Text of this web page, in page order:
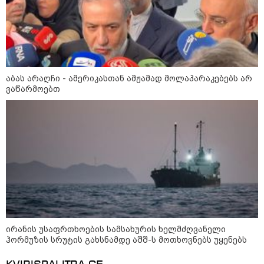
კონფლიქტები
12:46 / 07-08-2026
ოკუპირებულ აფხაზეთში საწვავის
აბას არაღჩი - ამერიკასთან ამჟამად მოლაპარაკებებს არ
ვაწარმოებთ
ირანის უსაფრთხოების სამსახურის ხელმძღვანელი
ჰორმუზის სრუტის გახსნამდე აშშ-ს მოთხოვნებს უყენებს